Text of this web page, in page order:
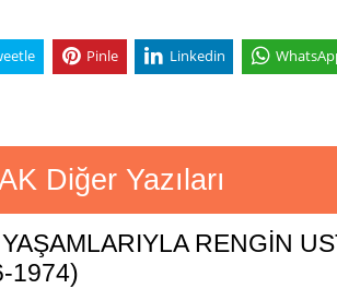
Pinle Linkedin
Diğer Yazıları
RENGİN
1974)